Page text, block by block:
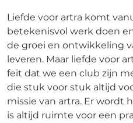
Liefde voor artra komt
betekenisvol werk doen
de groei en ontwikkeling
leveren. Maar liefde voor
feit dat we een club zijn
die stuk voor stuk altijd
missie van artra. Er wordt
is altijd ruimte voor een